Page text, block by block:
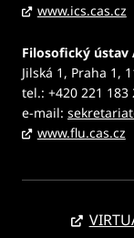
www.ics.cas.cz
Filosofický ústav
Jilská 1, Praha 1,
tel.: +420 221 183
e-mail:
www.flu.cas.cz